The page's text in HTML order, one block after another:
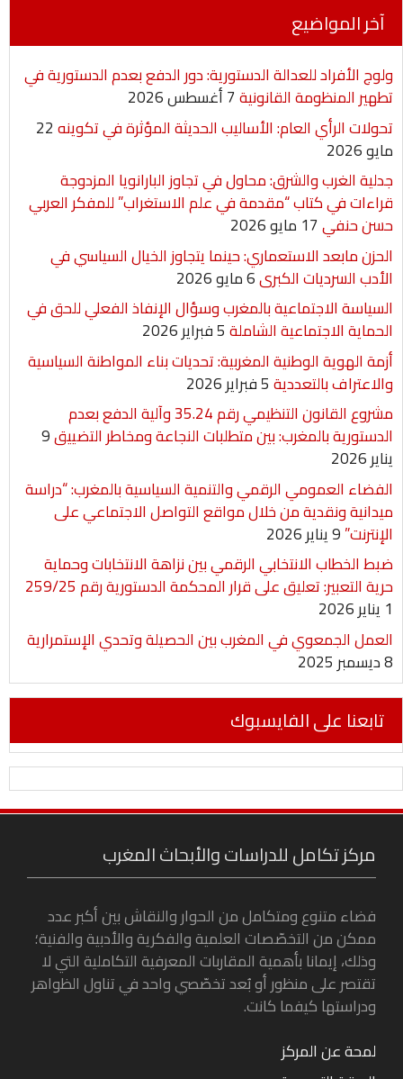
e
b
o
o
k
t
t
e
r
s
A
p
e
n
g
r
l
l
t
آخر المواضيع
ولوج الأفراد للعدالة الدستورية: دور الدفع بعدم الدستورية في
تطهير المنظومة القانونية7 أغسطس 2026
تحولات الرأي العام: الأساليب الحديثة المؤثرة في تكوينه22
مايو 2026
جدلية الغرب والشرق: محاول في تجاوز البارانويا المزدوجة
قراءات في كتاب “مقدمة في علم الاستغراب” للمفكر العربي
حسن حنفي17 مايو 2026
الحزن مابعد الاستعماري: حينما يتجاوز الخيال السياسي في
الأدب السرديات الكبرى6 مايو 2026
السياسة الاجتماعية بالمغرب وسؤال الإنفاذ الفعلي للحق في
الحماية الاجتماعية الشاملة5 فبراير 2026
أزمة الهوية الوطنية المغربية: تحديات بناء المواطنة السياسية
والاعتراف بالتعددية5 فبراير 2026
مشروع القانون التنظيمي رقم 35.24 وآلية الدفع بعدم
الدستورية بالمغرب: بين متطلبات النجاعة ومخاطر التضييق9
يناير 2026
الفضاء العمومي الرقمي والتنمية السياسية بالمغرب: “دراسة
ميدانية ونقدية من خلال مواقع التواصل الاجتماعي على
الإنترنت”9 يناير 2026
ضبط الخطاب الانتخابي الرقمي بين نزاهة الانتخابات وحماية
حرية التعبير: تعليق على قرار المحكمة الدستورية رقم 259/25
1 يناير 2026
العمل الجمعوي في المغرب بين الحصيلة وتحدي الإستمرارية
8 ديسمبر 2025
تابعنا على الفايسبوك
مركز تكامل للدراسات والأبحاث المغرب
فضاء متنوع ومتكامل من الحوار والنقاش بين أكبر عدد
ممكن من التخصّصات العلمية والفكرية والأدبية والفنية؛
وذلك، إيمانا بأهمية المقاربات المعرفية التكاملية التي لا
تقتصر على منظور أو بُعد تخصّصي واحد في تناول الظواهر
ودراستها كيفما كانت.
لمحة عن المركز